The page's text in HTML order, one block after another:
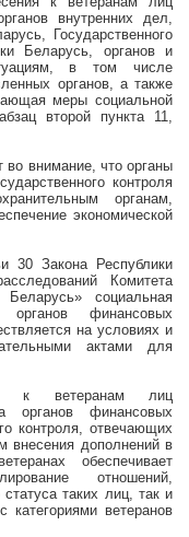
внутренних дел,
Государственного
Беларусь, органов и
в том числе
органов, а также
меры социальной
второй пункта 11,
во внимание, что органы
контроля
органам,
экономической
30 Закона Республики
Комитета
Беларусь» социальная
финансовых
на условиях и
актами для
к ветеранам лиц
органов финансовых
контроля, отвечающих
внесения дополнений в
обеспечивает
отношений,
таких лиц, так и
ветеранов